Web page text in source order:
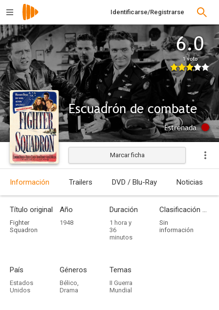
Identificarse/Registrarse
6.0
1 voto
Escuadrón de combate
Estrenada
Marcar ficha
Información Trailers DVD / Blu-Ray Noticias
Título original
Fighter
Squadron
Año
1948
Duración
1 hora y
36
minutos
Clasificación por edades
Sin
información
País
Estados
Unidos
Géneros
Bélico,
Drama
Temas
II Guerra
Mundial